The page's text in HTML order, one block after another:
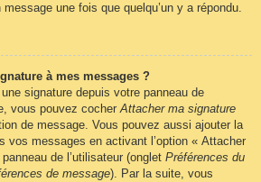
une fois que quelqu’un y a répondu.
à mes messages ?
signature depuis votre panneau de
vous pouvez cocherAttacher ma signature
de message. Vous pouvez aussi ajouter la
vos messages en activant l’option « Attacher
de l’utilisateur (onglet Préférences du
de message). Par la suite, vous